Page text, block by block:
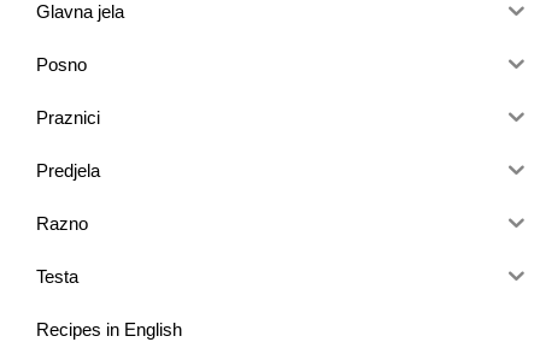
Glavna jela
Posno
Praznici
Predjela
Razno
Testa
Recipes in English